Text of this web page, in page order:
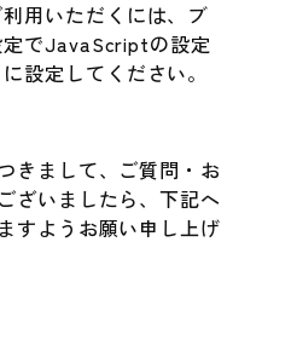
用いただくには、ブ
定でJavaScriptの設定
設定してください。
きまして、ご質問・お
ざいましたら、下記へ
すようお願い申し上げ